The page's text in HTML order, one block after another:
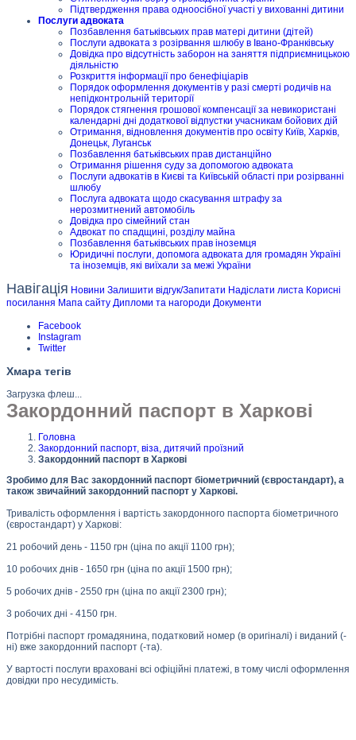
Підтвердження права одноосібної участі у вихованні дитини
Послуги адвоката
Позбавлення батьківських прав матері дитини (дітей)
Послуги адвоката з розірвання шлюбу в Івано-Франківську
Довідка про відсутність заборон на заняття підприємницькою
діяльністю
Розкриття інформації про бенефіціарів
Порядок оформлення документів у разі смерті родичів на
непідконтрольній території
Порядок стягнення грошової компенсації за невикористані
календарні дні додаткової відпустки учасникам бойових дій
Отримання, відновлення документів про освіту Київ, Харків,
Донецьк, Луганськ
Позбавлення батьківських прав дистанційно
Отримання рішення суду за допомогою адвоката
Послуги адвокатів в Києві та Київській області при розірванні
шлюбу
Послуга адвоката щодо скасування штрафу за
нерозмитнений автомобіль
Довідка про сімейний стан
Адвокат по спадщині, розділу майна
Позбавлення батьківських прав іноземця
Юридичні послуги, допомога адвоката для громадян Україні
та іноземців, які виїхали за межі України
Навігація Новини Залишити відгук/Запитати Надіслати листа Корисні
посилання Мапа сайту Дипломи та нагороди Документи
Facebook
Instagram
Twitter
Хмара тегів
Загрузка флеш...
Закордонний паспорт в Харкові
Головна
Закордонний паспорт, віза, дитячий проїзний
Закордонний паспорт в Харкові
Зробимо для Вас закордонний паспорт біометричний (євростандарт), а
також звичайний закордонний паспорт у Харкові.
Тривалість оформлення і вартість закордонного паспорта біометричного
(євростандарт) у Харкові:
21 робочий день - 1150 грн (ціна по акції 1100 грн);
10 робочих днів - 1650 грн (ціна по акції 1500 грн);
5 робочих днів - 2550 грн (ціна по акції 2300 грн);
3 робочих дні - 4150 грн.
Потрібні паспорт громадянина, податковий номер (в оригіналі) і виданий (-
ні) вже закордонний паспорт (-та).
У вартості послуги враховані всі офіційні платежі, в тому числі оформлення
довідки про несудимість.